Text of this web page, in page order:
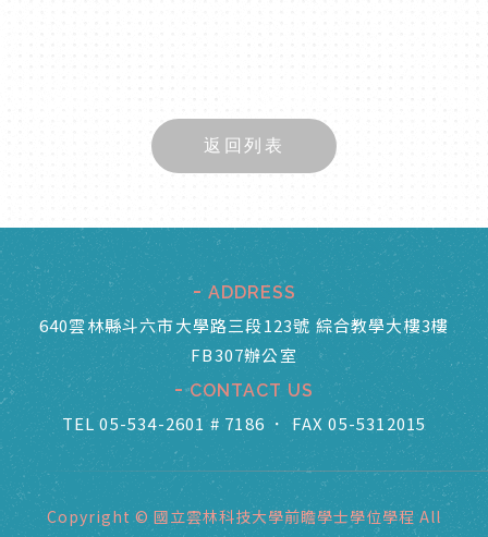
返回列表
ADDRESS
640雲林縣斗六市大學路三段123號 綜合教學大樓3樓
FB307辦公室
CONTACT US
TEL 05-534-2601 # 7186 ． FAX 05-5312015
Copyright © 國立雲林科技大學前瞻學士學位學程 All